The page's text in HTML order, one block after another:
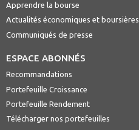
Apprendre la bourse
Actualités économiques et boursières
Communiqués de presse
ESPACE ABONNÉS
Recommandations
Portefeuille Croissance
Portefeuille Rendement
Télécharger nos portefeuilles